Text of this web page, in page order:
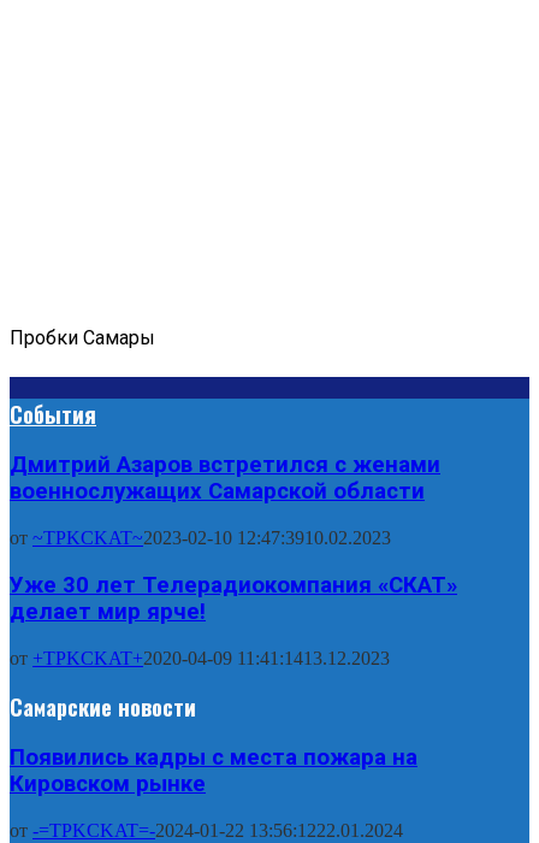
Пробки Самары
События
Дмитрий Азаров встретился с женами
военнослужащих Самарской области
от ~TPKCKAT~2023-02-10 12:47:3910.02.2023
Уже 30 лет Телерадиокомпания «СКАТ»
делает мир ярче!
от +TPKCKAT+2020-04-09 11:41:1413.12.2023
Самарские новости
Появились кадры с места пожара на
Кировском рынке
от -=TPKCKAT=-2024-01-22 13:56:1222.01.2024